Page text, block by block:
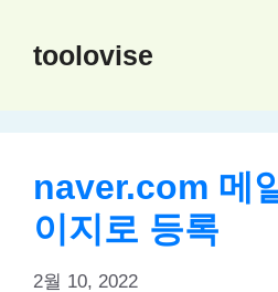
toolovise
naver.com 메
이지로 등록
2월 10, 2022